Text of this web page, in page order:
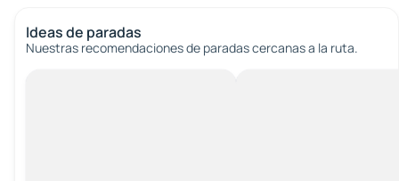
Ideas de paradas
Nuestras recomendaciones de paradas cercanas a la ruta.